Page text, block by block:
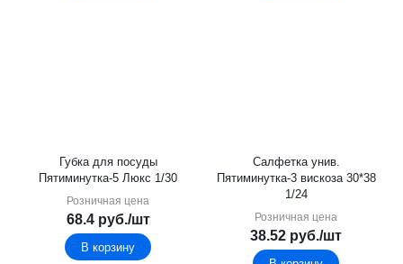
Губка для посуды
Пятиминутка-5 Люкс 1/30
Розничная цена
68.4руб./шт
В корзину
Салфетка унив.
Пятиминутка-3 вискоза 30*38
1/24
Розничная цена
38.52 руб./шт